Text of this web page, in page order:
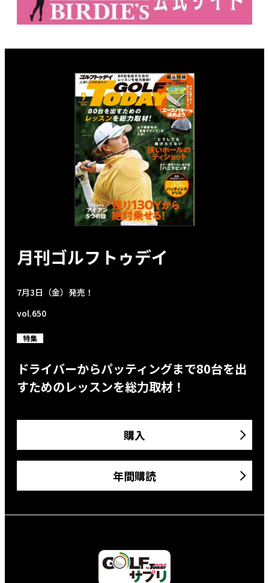
月刊ゴルフトゥデイ
7月3日（金）発売！
vol.650
特集
ドライバーからパッティングまで80台を出
すためのレッスンを総力取材！
購入
年間購読